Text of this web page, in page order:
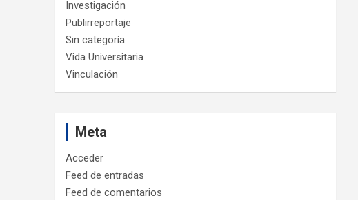
Investigación
Publirreportaje
Sin categoría
Vida Universitaria
Vinculación
Meta
Acceder
Feed de entradas
Feed de comentarios